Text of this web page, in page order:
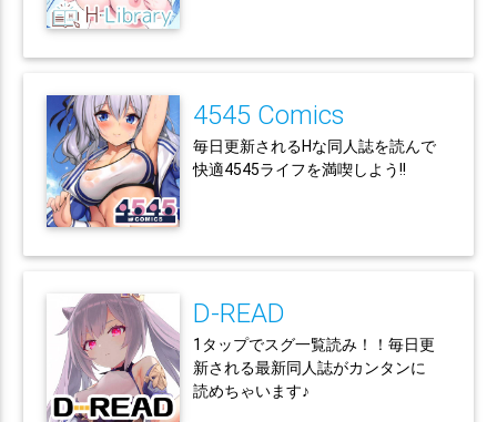
4545 Comics
毎日更新されるHな同人誌を読んで
快適4545ライフを満喫しよう!!
D-READ
1タップでスグ一覧読み！！毎日更
新される最新同人誌がカンタンに
読めちゃいます♪